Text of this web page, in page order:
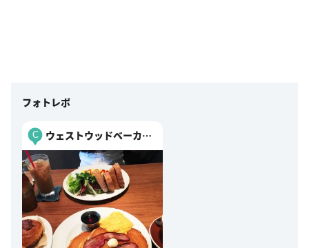
フォトレポ
C
ウェストウッドベーカー
ズ